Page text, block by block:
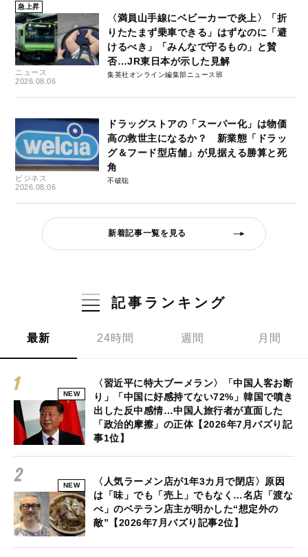
急上昇
ニュース
2026.08.06
〈満員山手線にベビーカーで炎上〉「折
りたたまず乗車できる」はずなのに「避
けるべき」「みんなで守るもの」と賛
否…JR東日本が示した見解
集英社オンライン編集部ニュース班
ビジネス
2026.08.06
ドラッグストアの「スーパー化」は物価
高の救世主になるか？ 新業態「ドラッ
グ＆フード型店舗」が見据える勝算と死
角
不破聡
新着記事一覧を見る
記事ランキング
最新 24時間 週間 月間
NEW
〈習近平に特大ブーメラン〉「中国人客お断
り」「中国に好感持てない72%」韓国で噴き
出した反中感情…中国人旅行者が直面した
「政治的摩擦」の正体【2026年7月バズり記
事1位】
NEW
〈人気ラーメン店が1年3カ月で閉店〉原因
は「味」でも「売上」でもなく…名店「渡な
べ」のベテラン店主が明かした“想定外の
敵”【2026年7月バズり記事2位】